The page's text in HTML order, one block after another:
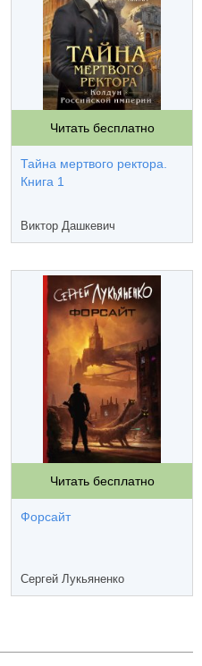
Читать бесплатно
Тайна мертвого ректора.
Книга 1
Виктор Дашкевич
Читать бесплатно
Форсайт
Сергей Лукьяненко